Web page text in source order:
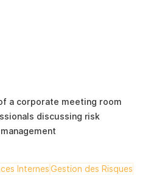
a corporate meeting room
discussing risk
management
InternesGestion des Risques